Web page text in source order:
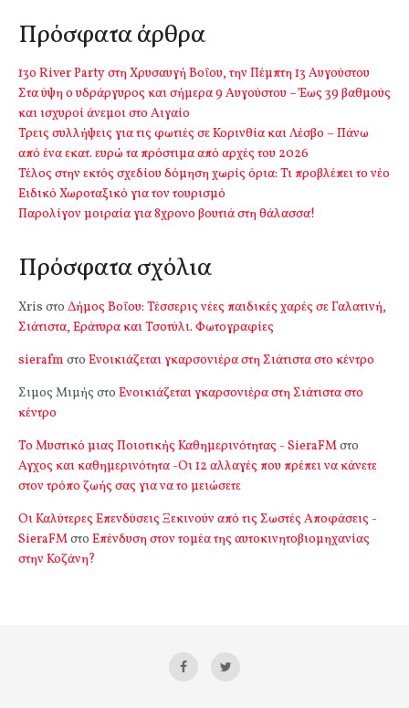
Πρόσφατα άρθρα
13o River Party στη Χρυσαυγή Βοΐου, την Πέμπτη 13 Αυγούστου
Στα ύψη ο υδράργυρος και σήμερα 9 Αυγούστου – Έως 39 βαθμούς
και ισχυροί άνεμοι στο Αιγαίο
Τρεις συλλήψεις για τις φωτιές σε Κορινθία και Λέσβο – Πάνω
από ένα εκατ. ευρώ τα πρόστιμα από αρχές του 2026
Τέλος στην εκτός σχεδίου δόμηση χωρίς όρια: Τι προβλέπει το νέο
Ειδικό Χωροταξικό για τον τουρισμό
Παρολίγον μοιραία για 8χρονο βουτιά στη θάλασσα!
Πρόσφατα σχόλια
Xris στο Δήμος Βοΐου: Τέσσερις νέες παιδικές χαρές σε Γαλατινή,
Σιάτιστα, Εράτυρα και Τσοτύλι. Φωτογραφίες
sierafm στο Ενοικιάζεται γκαρσονιέρα στη Σιάτιστα στο κέντρο
Σιμος Μιμής στο Ενοικιάζεται γκαρσονιέρα στη Σιάτιστα στο
κέντρο
Το Μυστικό μιας Ποιοτικής Καθημερινότητας - SieraFMστο
Αγχος και καθημερινότητα -Οι 12 αλλαγές που πρέπει να κάνετε
στον τρόπο ζωής σας για να το μειώσετε
Οι Καλύτερες Επενδύσεις Ξεκινούν από τις Σωστές Αποφάσεις -
SieraFMστο Επένδυση στον τομέα της αυτοκινητοβιομηχανίας
στην Κοζάνη?